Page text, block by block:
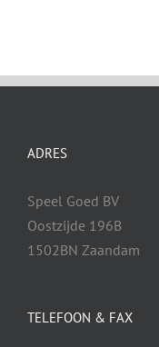
ADRES
Speel Goed BV
Oostzijde 196B
1502BN Zaandam
TELEFOON & FAX